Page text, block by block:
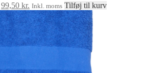
Den
oprindelige
pris
var:
109,00 kr..
99,50 kr. Den
aktuelle
pris
er:
99,50 kr..
Inkl. moms Tilføj til kurv